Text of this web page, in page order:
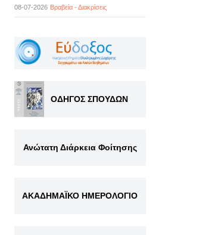
08-07-2026 Βραβεία - Διακρίσεις
ΟΔΗΓΟΣ ΣΠΟΥΔΩΝ
Ανώτατη Διάρκεια Φοίτησης
ΑΚΑΔΗΜΑΪΚΟ ΗΜΕΡΟΛΟΓΙΟ